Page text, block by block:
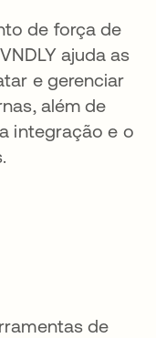
de força de
ajuda as
e gerenciar
além de
integração e o
de